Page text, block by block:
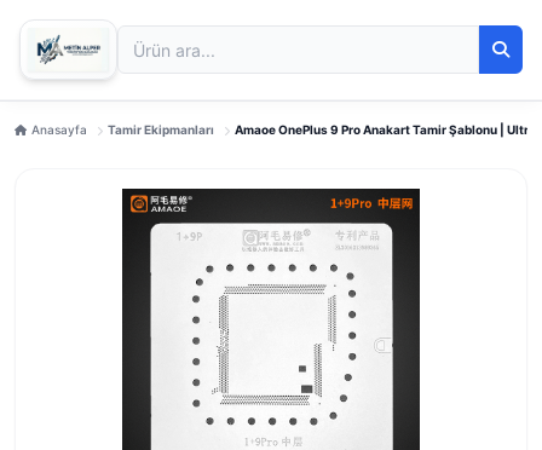
Anasayfa Tamir Ekipmanları Amaoe OnePlus 9 Pro Anakart Tamir Şablonu | Ultra